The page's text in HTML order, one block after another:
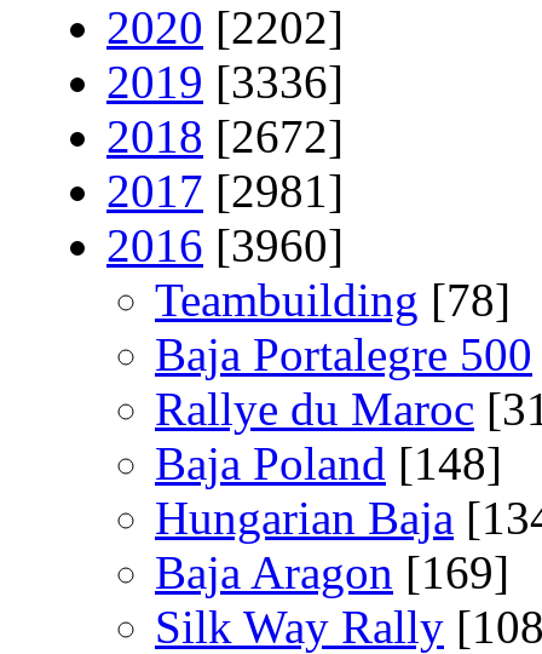
2020 [2202]
2019 [3336]
2018 [2672]
2017 [2981]
2016 [3960]
Teambuilding [78]
Baja Portalegre 500
Rallye du Maroc
Baja Poland [148]
Hungarian Baja
Baja Aragon [169]
Silk Way Rally